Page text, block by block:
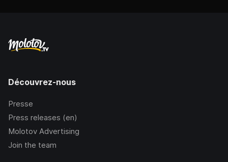
Découvrez-nous
Presse
Press releases (en)
Molotov Advertising
Join the team